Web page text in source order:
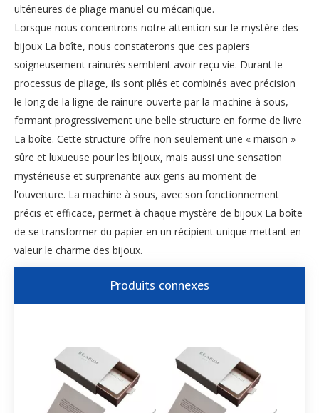
ultérieures de pliage manuel ou mécanique.
Lorsque nous concentrons notre attention sur le mystère des
bijoux La boîte, nous constaterons que ces papiers
soigneusement rainurés semblent avoir reçu vie. Durant le
processus de pliage, ils sont pliés et combinés avec précision
le long de la ligne de rainure ouverte par la machine à sous,
formant progressivement une belle structure en forme de livre
La boîte. Cette structure offre non seulement une « maison »
sûre et luxueuse pour les bijoux, mais aussi une sensation
mystérieuse et surprenante aux gens au moment de
l'ouverture. La machine à sous, avec son fonctionnement
précis et efficace, permet à chaque mystère de bijoux La boîte
de se transformer du papier en un récipient unique mettant en
valeur le charme des bijoux.
Produits connexes